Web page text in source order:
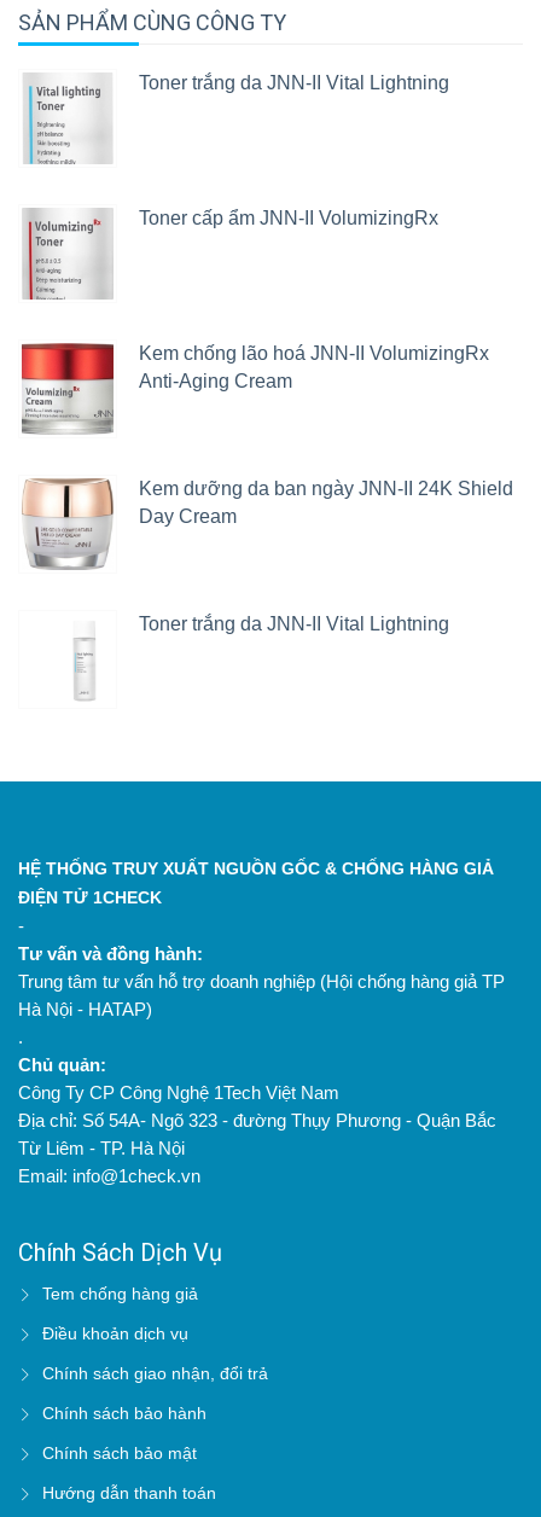
SẢN PHẨM CÙNG CÔNG TY
Toner trắng da JNN-II Vital Lightning
Toner cấp ẩm JNN-II VolumizingRx
Kem chống lão hoá JNN-II VolumizingRx
Anti-Aging Cream
Kem dưỡng da ban ngày JNN-II 24K Shield
Day Cream
Toner trắng da JNN-II Vital Lightning
HỆ THỐNG TRUY XUẤT NGUỒN GỐC & CHỐNG HÀNG GIẢ
ĐIỆN TỬ 1CHECK
-
Tư vấn và đồng hành:
Trung tâm tư vấn hỗ trợ doanh nghiệp (Hội chống hàng giả TP
Hà Nội - HATAP)
.
Chủ quản:
Công Ty CP Công Nghệ 1Tech Việt Nam
Địa chỉ: Số 54A- Ngõ 323 - đường Thụy Phương - Quận Bắc
Từ Liêm - TP. Hà Nội
Email: info@1check.vn
Chính Sách Dịch Vụ
Tem chống hàng giả
Điều khoản dịch vụ
Chính sách giao nhận, đổi trả
Chính sách bảo hành
Chính sách bảo mật
Hướng dẫn thanh toán